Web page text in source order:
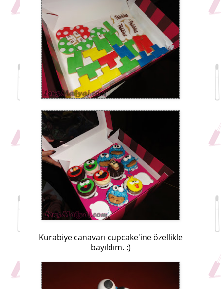
Kurabiye canavarı cupcake'ine özellikle
bayıldım. :)